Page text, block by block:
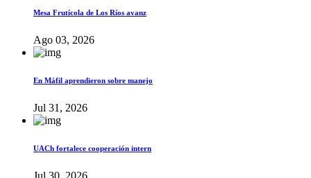
Mesa Frutícola de Los Ríos avanz
Ago 03, 2026
En Máfil aprendieron sobre manejo
Jul 31, 2026
UACh fortalece cooperación intern
Jul 30, 2026